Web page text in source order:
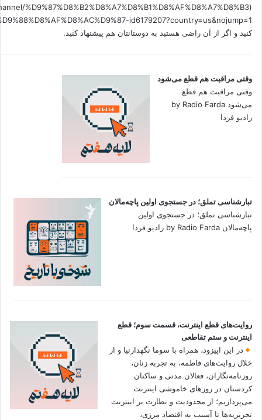
%D9%87%D8%B2%D8%A7%D8%B1%D8%AF%D8%A7%D8%B3
کنید و اگر از آن راضی هستید به دوستانتان هم پیشنهاد کنید.
وقتی مراقبت هم قطع می‌شود
وقتی مراقبت هم قطع
می‌شود by Radio Farda
رادیو فردا
تبارشناسی تملق؛ در جستجوی اولین‌ پاچه‌مالان
تبارشناسی تملق؛ در جستجوی اولین‌
پاچه‌مالان by Radio Farda رادیو فردا
روایت‌های قطع اینترنت، قسمت سوم؛ قطع
اینترنت و ستم تقاطعی
در این اپیزود، همراه با سوما نگهدارنیا و از
خلال روایت‌های فاطمه، به تجربه زنان،
روزنامه‌نگاران، فعالان مدنی و ساکنان
کردستان در روزهای خاموشی اینترنت
می‌پردازیم؛ از محدودیت و نظارت بر اینترنت
تحریریه‌ها تا آسیب به اقتصاد مرزی،